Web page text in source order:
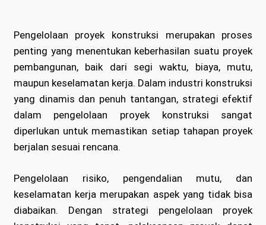
Pengelolaan proyek konstruksi merupakan proses
penting yang menentukan keberhasilan suatu proyek
pembangunan, baik dari segi waktu, biaya, mutu,
maupun keselamatan kerja. Dalam industri konstruksi
yang dinamis dan penuh tantangan, strategi efektif
dalam pengelolaan proyek konstruksi sangat
diperlukan untuk memastikan setiap tahapan proyek
berjalan sesuai rencana.
Pengelolaan risiko, pengendalian mutu, dan
keselamatan kerja merupakan aspek yang tidak bisa
diabaikan. Dengan strategi pengelolaan proyek